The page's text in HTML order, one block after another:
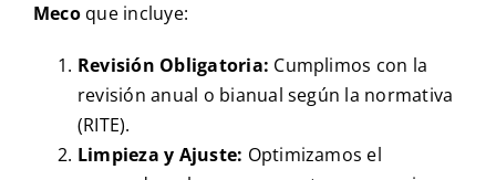
Mecoque incluye:
Revisión Obligatoria: Cumplimos con la
revisión anual o bianual según la normativa
(RITE).
Limpieza y Ajuste: Optimizamos el